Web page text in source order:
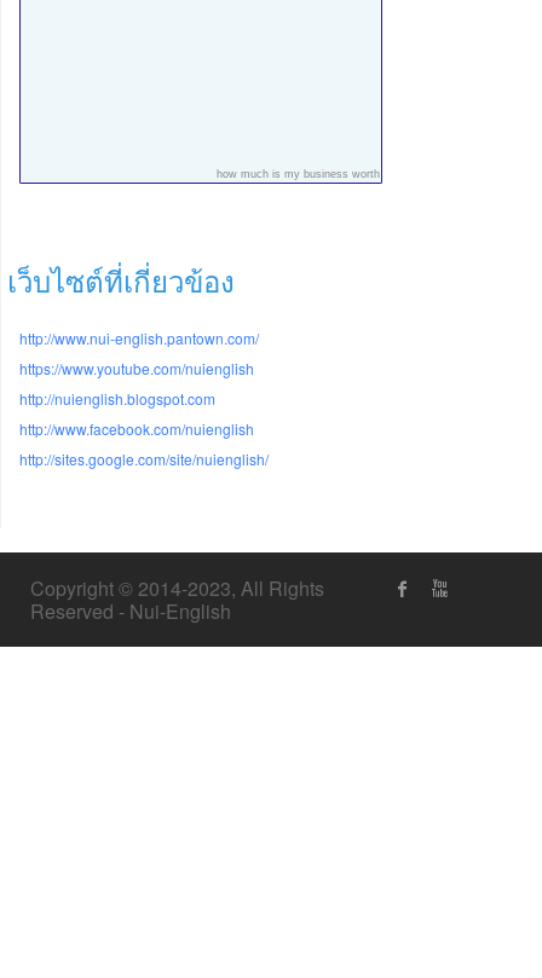
how much is my business worth
เว็บไซต์ที่เกี่ยวข้อง
http://www.nui-english.pantown.com/
https://www.youtube.com/nuienglish
http://nuienglish.blogspot.com
http://www.facebook.com/nuienglish
http://sites.google.com/site/nuienglish/
Copyright © 2014-2023, All Rights
Reserved - Nui-English